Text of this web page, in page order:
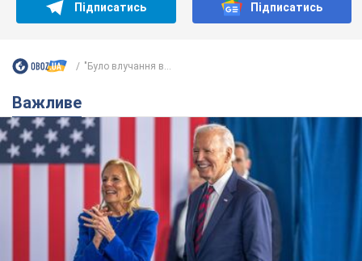
Підписатись Підписатись
"Було влучання в...
Важливе